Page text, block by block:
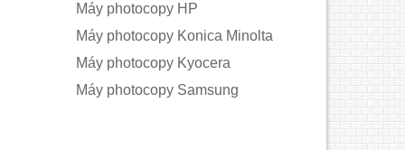
Máy photocopy HP
Máy photocopy Konica Minolta
Máy photocopy Kyocera
Máy photocopy Samsung